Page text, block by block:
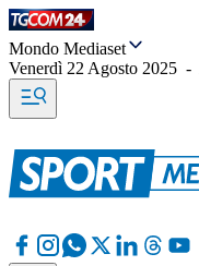
Mondo Mediaset
Venerdì 22 Agosto 2025 -